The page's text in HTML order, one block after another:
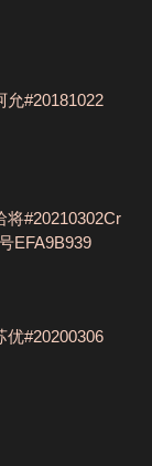
允#20181022
将#20210302Cr
EFA9B939
优#20200306